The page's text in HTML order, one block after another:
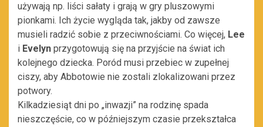
używają np. liści sałaty i grają w gry pluszowymi
pionkami. Ich życie wygląda tak, jakby od zawsze
musieli radzić sobie z przeciwnościami. Co więcej, Lee
i Evelyn przygotowują się na przyjście na świat ich
kolejnego dziecka. Poród musi przebiec w zupełnej
ciszy, aby Abbotowie nie zostali zlokalizowani przez
potwory.
Kilkadziesiąt dni po „inwazji” na rodzinę spada
nieszczęście, co w późniejszym czasie przekształca